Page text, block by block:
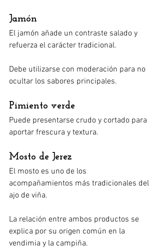
Jamón
El jamón añade un contraste salado y
refuerza el carácter tradicional.
Debe utilizarse con moderación para no
ocultar los sabores principales.
Pimiento verde
Puede presentarse crudo y cortado para
aportar frescura y textura.
Mosto de Jerez
El mosto es uno de los
acompañamientos más tradicionales del
ajo de viña.
La relación entre ambos productos se
explica por su origen común en la
vendimia y la campiña.